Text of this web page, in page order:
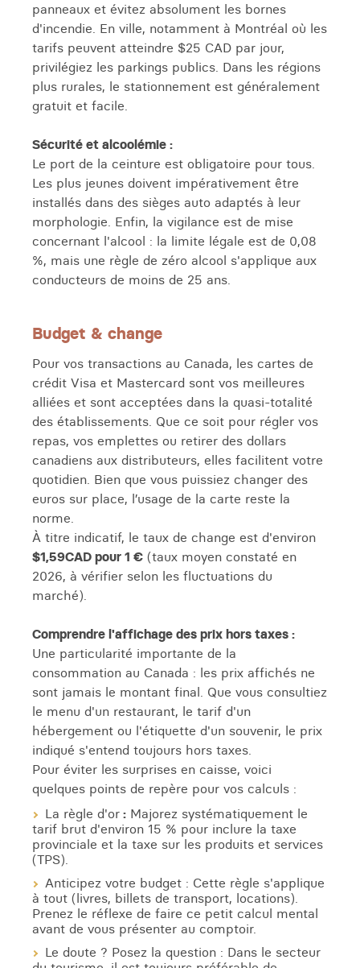
panneaux et évitez absolument les bornes
d'incendie. En ville, notamment à Montréal où les
tarifs peuvent atteindre $25 CAD par jour,
privilégiez les parkings publics. Dans les régions
plus rurales, le stationnement est généralement
gratuit et facile.
Sécurité et alcoolémie :
Le port de la ceinture est obligatoire pour tous.
Les plus jeunes doivent impérativement être
installés dans des sièges auto adaptés à leur
morphologie. Enfin, la vigilance est de mise
concernant l'alcool : la limite légale est de 0,08
%, mais une règle de zéro alcool s'applique aux
conducteurs de moins de 25 ans.
Budget & change
Pour vos transactions au Canada, les cartes de
crédit Visa et Mastercard sont vos meilleures
alliées et sont acceptées dans la quasi-totalité
des établissements. Que ce soit pour régler vos
repas, vos emplettes ou retirer des dollars
canadiens aux distributeurs, elles facilitent votre
quotidien. Bien que vous puissiez changer des
euros sur place, l’usage de la carte reste la
norme.
À titre indicatif, le taux de change est d'environ
$1,59CAD pour 1 € (taux moyen constaté en
2026, à vérifier selon les fluctuations du
marché).
Comprendre l'affichage des prix hors taxes :
Une particularité importante de la
consommation au Canada : les prix affichés ne
sont jamais le montant final. Que vous consultiez
le menu d'un restaurant, le tarif d'un
hébergement ou l'étiquette d'un souvenir, le prix
indiqué s'entend toujours hors taxes.
Pour éviter les surprises en caisse, voici
quelques points de repère pour vos calculs :
La règle d'or : Majorez systématiquement le
tarif brut d'environ 15 % pour inclure la taxe
provinciale et la taxe sur les produits et services
(TPS).
Anticipez votre budget : Cette règle s'applique
à tout (livres, billets de transport, locations).
Prenez le réflexe de faire ce petit calcul mental
avant de vous présenter au comptoir.
Le doute ? Posez la question : Dans le secteur